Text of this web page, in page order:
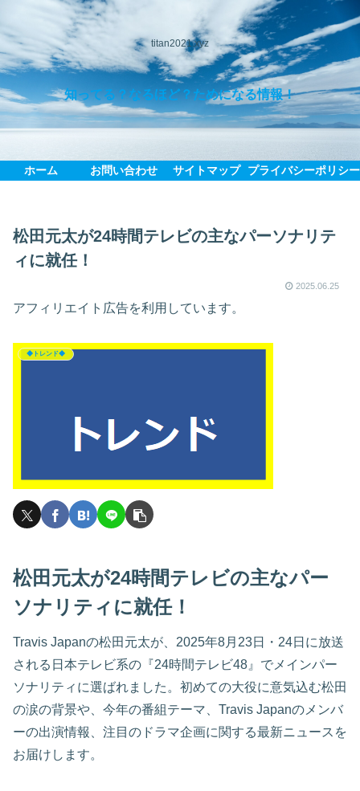
titan2021.xyz
知ってる？なるほど？ためになる情報！
ホーム お問い合わせ サイトマップ プライバシーポリシー
松田元太が24時間テレビの主なパーソナリテ
ィに就任！
2025.06.25
アフィリエイト広告を利用しています。
◆トレンド◆
松田元太が24時間テレビの主なパー
ソナリティに就任！
Travis Japanの松田元太が、2025年8月23日・24日に放送
される日本テレビ系の『24時間テレビ48』でメインパー
ソナリティに選ばれました。初めての大役に意気込む松田
の涙の背景や、今年の番組テーマ、Travis Japanのメンバ
ーの出演情報、注目のドラマ企画に関する最新ニュースを
お届けします。